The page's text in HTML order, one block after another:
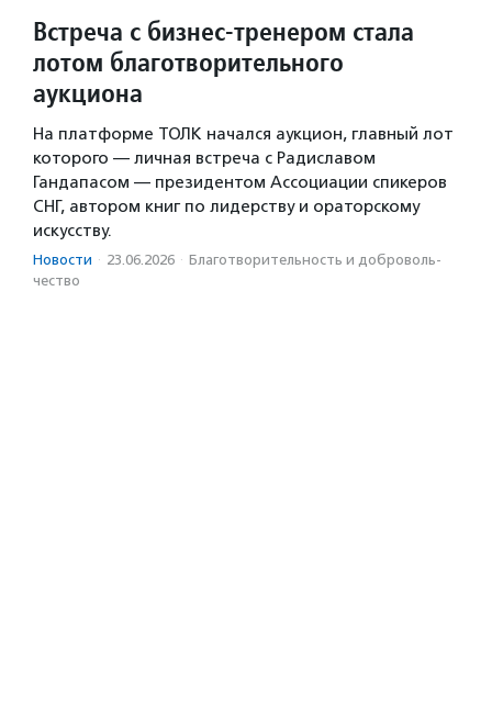
Встреча с бизнес-тренером стала
лотом благотворительного
аукциона
На платформе ТОЛК начался аукцион, главный лот
которого — личная встреча с Радиславом
Гандапасом — президентом Ассоциации спикеров
СНГ, автором книг по лидерству и ораторскому
искусству.
Новости · 23.06.2026 · Благотвори­тель­ность и доброволь­
чест­во